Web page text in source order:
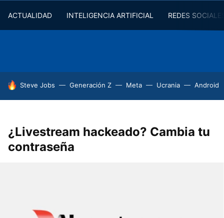
ACTUALIDAD INTELIGENCIA ARTIFICIAL REDES
HOY SE HABLA DE
Steve Jobs Generación Z Meta Ucrania Android
¿Livestream hackeado? Cambia tu
contraseña